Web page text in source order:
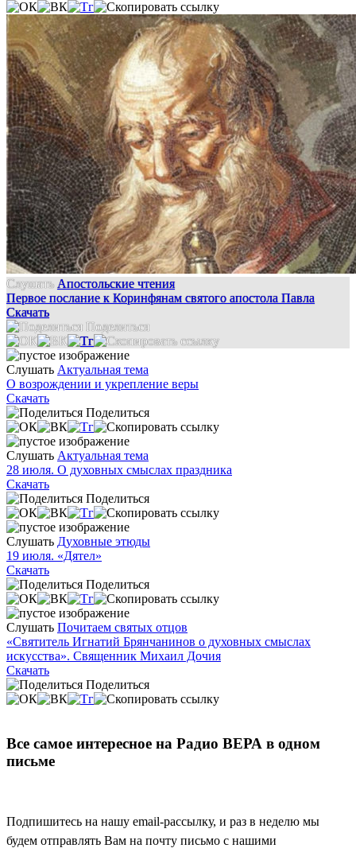
Слушать Апостольские чтения
Первое послание к Коринфянам святого апостола Павла
Скачать
Поделиться
Слушать Актуальная тема
О возрождении и укрепление веры
Скачать
Поделиться
Слушать Актуальная тема
28 июля. О духовных смыслах праздника
Скачать
Поделиться
Слушать Духовные этюды
19 июля. «Дятел»
Скачать
Поделиться
Слушать Почитаем святых отцов
«Святитель Игнатий Брянчанинов о духовных смыслах
искусства». Священник Михаил Дочия
Скачать
Поделиться
Все самое интересное на Радио ВЕРА в одном
письме
Подпишитесь на нашу email-рассылку, и раз в неделю мы
будем отправлять Вам на почту письмо с нашими